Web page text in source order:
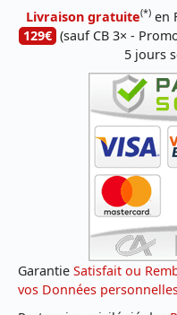
Livraison gratuite(*) en
129€ (sauf CB 3× -
5 jours
Garantie Satisfait ou
vos Données